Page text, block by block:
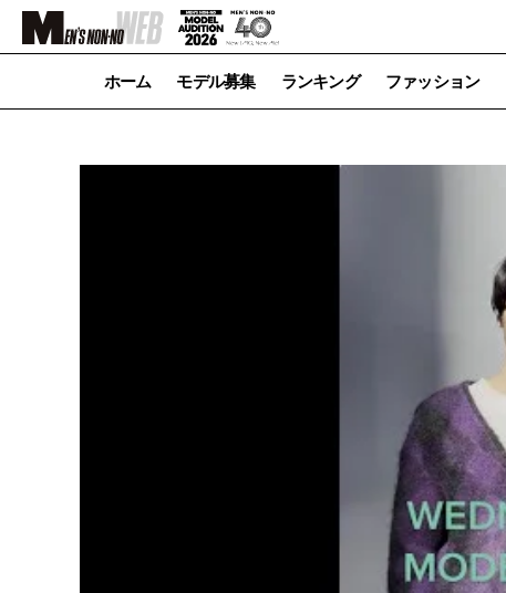
ホーム モデル募集 ランキング ファッション